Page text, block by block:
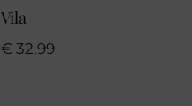
Vila
€ 32,99